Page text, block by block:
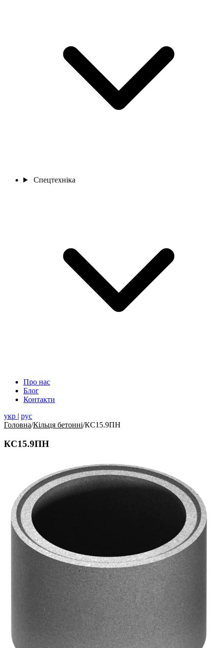
Спецтехніка
Про нас
Блог
Контакти
укр | рус
Головна/Кільця бетонні/КС15.9ПН
КС15.9ПН